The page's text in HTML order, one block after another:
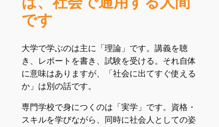
です
大学で学ぶのは主に「理論」です。講義を聴
き、レポートを書き、試験を受ける。それ自体
に意味はありますが、「社会に出てすぐ使える
か」は別の話です。
専門学校で身につくのは「実学」です。資格・
スキルを学びながら、同時に社会人としての姿